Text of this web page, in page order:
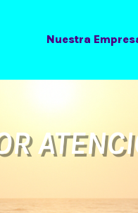
Nuestra